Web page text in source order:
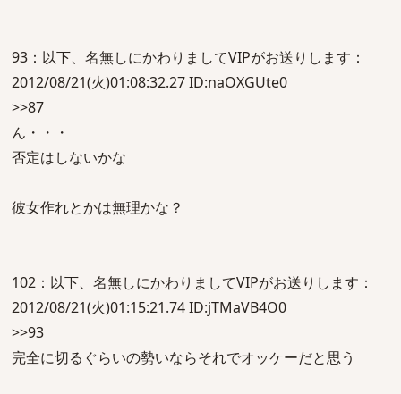
93：以下、名無しにかわりましてVIPがお送りします：
2012/08/21(火)01:08:32.27 ID:naOXGUte0
>>87
ん・・・
否定はしないかな
彼女作れとかは無理かな？
102：以下、名無しにかわりましてVIPがお送りします：
2012/08/21(火)01:15:21.74 ID:jTMaVB4O0
>>93
完全に切るぐらいの勢いならそれでオッケーだと思う